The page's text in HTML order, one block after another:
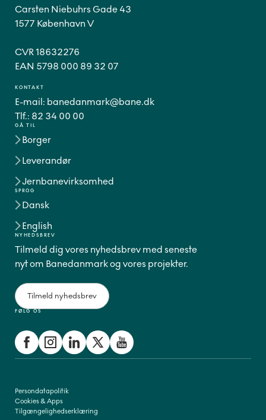
GÅ TIL
Borger
Leverandør
Jernbanevirksomhed
SPROG
Dansk
English
FØLG OS
Carsten Niebuhrs Gade 43
1577 København V
CVR 18632276
EAN 5798 000 89 32 07
KONTAKT
E-mail: banedanmark@bane.dk
Tlf.: 82 34 00 00
NYHEDSBREV
Tilmeld dig vores nyhedsbrev med seneste
nyt om Banedanmark og vores projekter.
Tilmeld nyhedsbrev
Persondatapolitik
Cookies & Apps
Tilgængelighedserklæring